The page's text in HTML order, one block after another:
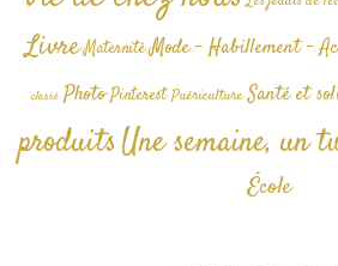
Livre Maternité Mode - Habillement -
classé Photo Pinterest Puériculture Santé et
produitsUne semaine, un
École